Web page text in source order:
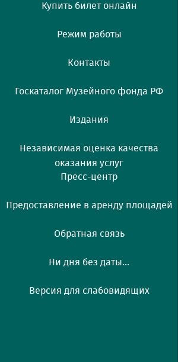
Купить билет онлайн
Режим работы
Контакты
Госкаталог Музейного фонда РФ
Издания
Независимая оценка качества
оказания услуг
Пресс-центр
Предоставление в аренду площадей
Обратная связь
Ни дня без даты...
Версия для слабовидящих